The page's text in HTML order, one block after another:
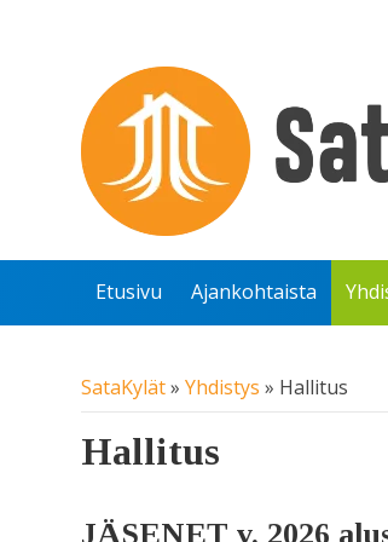
Etusivu Ajankohtaista
SataKylät»Yhdistys » Hallitus
Hallitus
JÄSENET v. 2026